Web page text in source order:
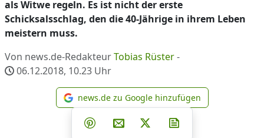
als Witwe regeln. Es ist nicht der erste
Schicksalsschlag, den die 40-Jährige in ihrem Leben
meistern muss.
Von news.de-RedakteurTobias Rüster-
06.12.2018, 10.23 Uhr
news.de zu Google
news.de zu Google hinzufügen
Teilen auf Facebook
Teilen auf Whatsapp
Teilen auf Telegram
Teilen auf Pinterest
Per E-Mail teilen
Post auf X